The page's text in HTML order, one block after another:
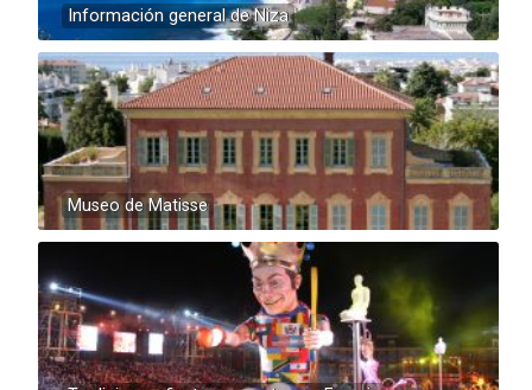
Información general de Niza
Museo de Matisse